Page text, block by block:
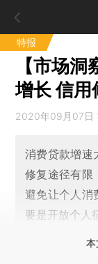
特报
【市场
增长 信
2020年09月07日
消费贷款增速
修复途径有限
避免让个人消
要是开放个人
本